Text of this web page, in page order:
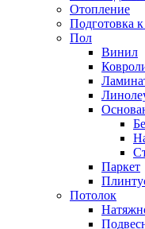
Отопление
Подготовка
Пол
Винил
Паркет
Потолок